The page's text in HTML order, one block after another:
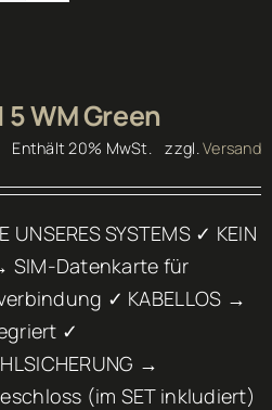
5 WM Green
Enthält 20% MwSt. zzgl.Versand
UNSERES SYSTEMS ✓ KEIN
SIM-Datenkarte für
✓ KABELLOS →
✓
→
(im SET inkludiert)